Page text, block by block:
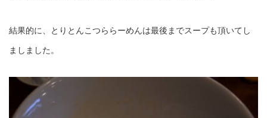
結果的に、とりとんこつららーめんは最後までスープも頂いてし
ましました。